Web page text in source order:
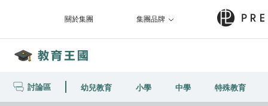
關於集團 集團品牌
討論區 幼兒教育 小學 中學 特殊教育